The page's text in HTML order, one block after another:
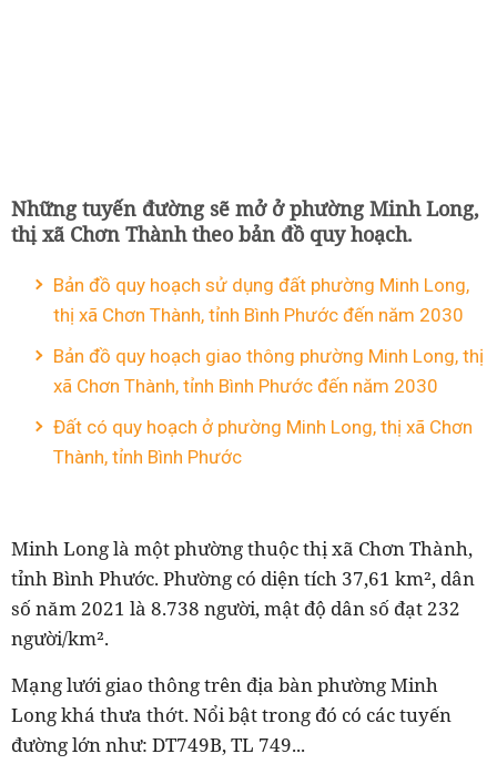
Những tuyến đường sẽ mở ở phường Minh Long,
thị xã Chơn Thành theo bản đồ quy hoạch.
Bản đồ quy hoạch sử dụng đất phường Minh Long,
thị xã Chơn Thành, tỉnh Bình Phước đến năm 2030
Bản đồ quy hoạch giao thông phường Minh Long, thị
xã Chơn Thành, tỉnh Bình Phước đến năm 2030
Đất có quy hoạch ở phường Minh Long, thị xã Chơn
Thành, tỉnh Bình Phước
Minh Long là một phường thuộc thị xã Chơn Thành,
tỉnh Bình Phước. Phường có diện tích 37,61 km², dân
số năm 2021 là 8.738 người, mật độ dân số đạt 232
người/km².
Mạng lưới giao thông trên địa bàn phường Minh
Long khá thưa thớt. Nổi bật trong đó có các tuyến
đường lớn như: DT749B, TL 749...